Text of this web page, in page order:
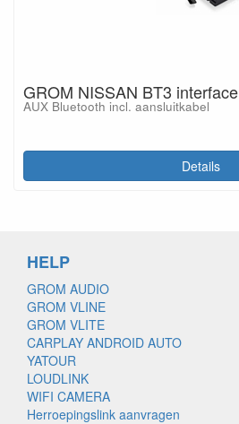
GROM NISSAN BT3 interface
AUX Bluetooth incl. aansluitkabel
Details
HELP
GROM AUDIO
GROM VLINE
GROM VLITE
CARPLAY ANDROID AUTO
YATOUR
LOUDLINK
WIFI CAMERA
Herroepingslink aanvragen